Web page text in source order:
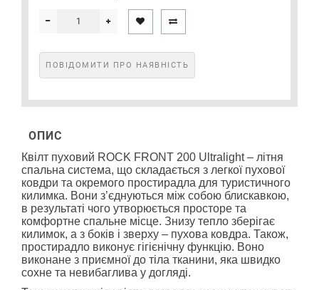
ПОВІДОМИТИ ПРО НАЯВНІСТЬ
ОПИС
Квілт пуховий ROCK FRONT 200 Ultralight – літня
спальна система, що складається з легкої пухової
ковдри та окремого простирадла для туристичного
килимка. Вони з’єднуються між собою блискавкою,
в результаті чого утворюється просторе та
комфортне спальне місце. Знизу тепло зберігає
килимок, а з боків і зверху – пухова ковдра. Також,
простирадло виконує гігієнічну функцію. Воно
виконане з приємної до тіла тканини, яка швидко
сохне та невибаглива у догляді.